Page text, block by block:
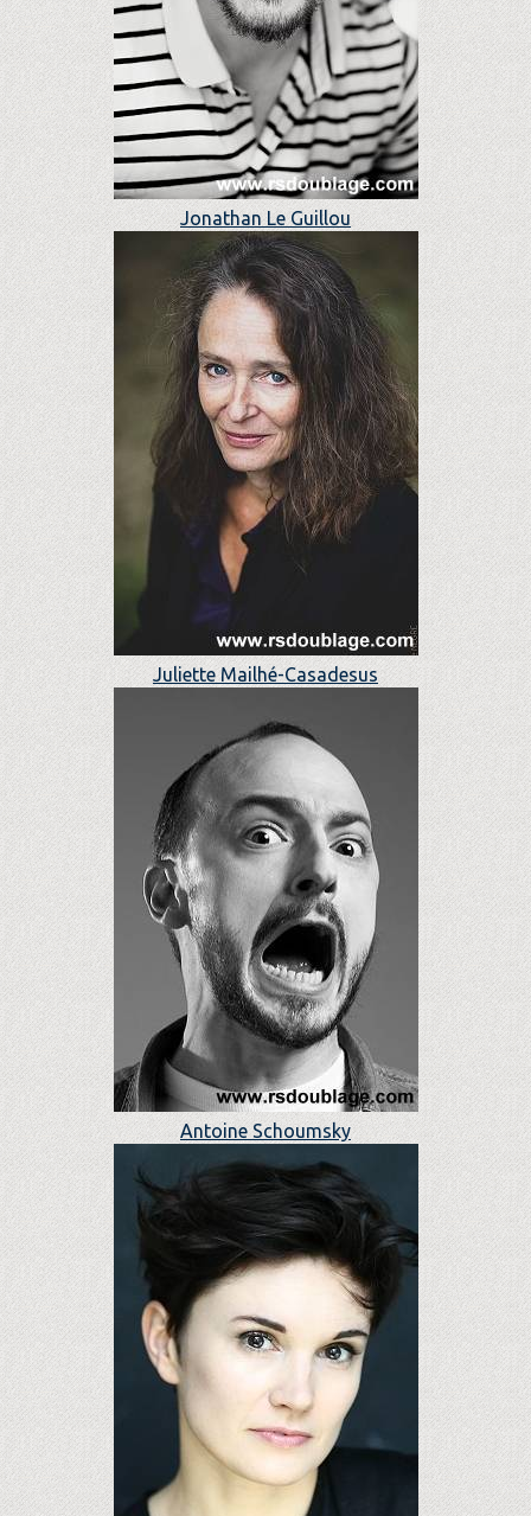
Jonathan Le Guillou
Juliette Mailhé-Casadesus
Antoine Schoumsky